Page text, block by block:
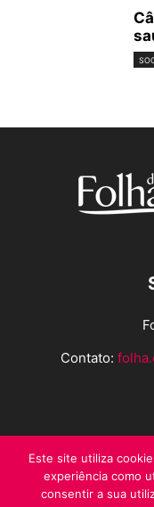
Contato:
Este site utiliza
experiência como
consentir a sua